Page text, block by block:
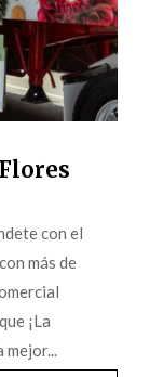
con el
más de
¡La